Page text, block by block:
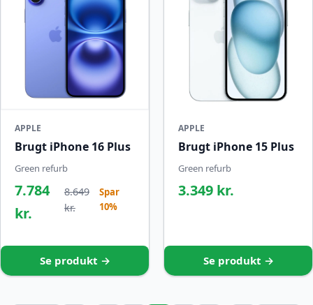
APPLE
Brugt iPhone 16 Plus
Green refurb
7.784
kr.
8.649
kr.
Spar
10%
Se produkt →
APPLE
Brugt iPhone 15 Plus
Green refurb
3.349 kr.
Se produkt →